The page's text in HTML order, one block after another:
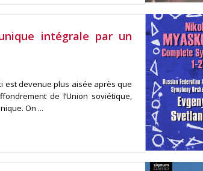
intégrale par un
est devenue plus aisée après que
de l’Union soviétique,
On ...